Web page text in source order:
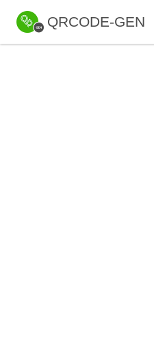
QRCODE-GEN